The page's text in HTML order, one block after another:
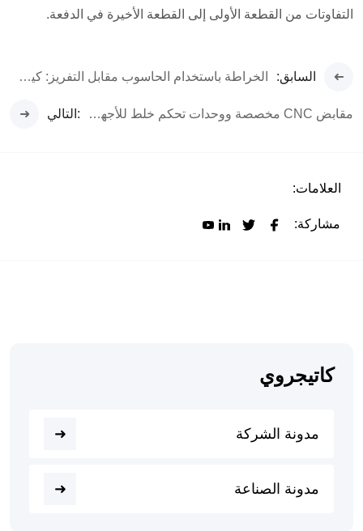
التفاوتات من القطعة الأولى إلى القطعة الأخيرة في الدفعة.
السابق: الخراطة باستخدام الحاسوب مقابل التفريز: كيف تختار الأنسب لمشروعك القادم
مقابض CNC مخصصة ووحدات تحكم خلط للأجهزة الصوتية والمرئية :التالي
العلامات:
مشاركة:
كاتيجروي
مدونة الشركة
مدونة الصناعة